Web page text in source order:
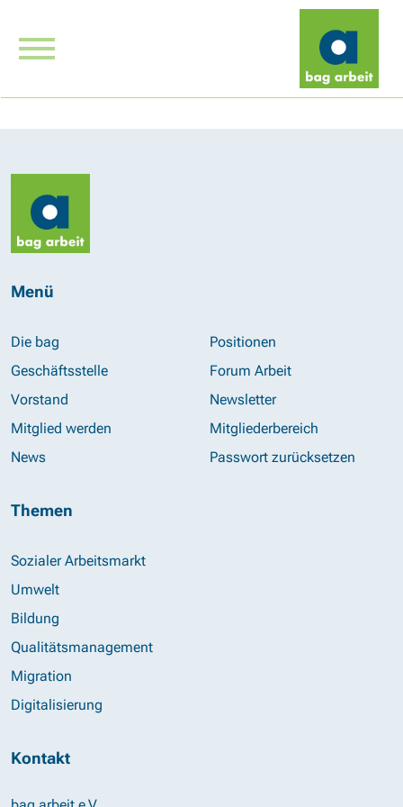
Menü
Die bag
Geschäftsstelle
Vorstand
Mitglied werden
News
Positionen
Forum Arbeit
Newsletter
Mitgliederbereich
Passwort zurücksetzen
Themen
Sozialer Arbeitsmarkt
Umwelt
Bildung
Qualitätsmanagement
Migration
Digitalisierung
Kontakt